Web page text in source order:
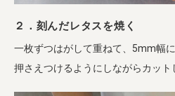
２．刻んだレタスを焼く
一枚ずつはがして重ねて、5mm幅に
押さえつけるようにしながらカット